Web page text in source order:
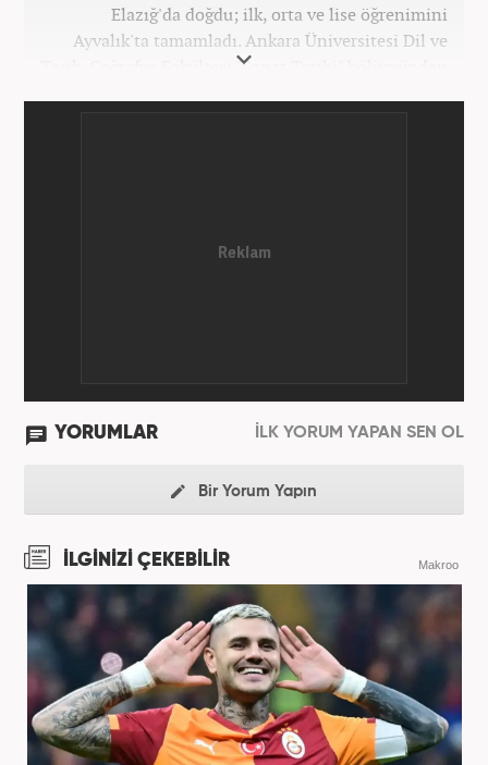
Elazığ'da doğdu; ilk, orta ve lise öğrenimini
Ayvalık'ta tamamladı. Ankara Üniversitesi Dil ve
Tarih-Coğrafya Fakültesi "Sanat Tarihi" bölümünden
YORUMLAR İLK YORUM YAPAN SEN OL
Bir Yorum Yapın
İLGİNİZİ ÇEKEBİLİR Makroo